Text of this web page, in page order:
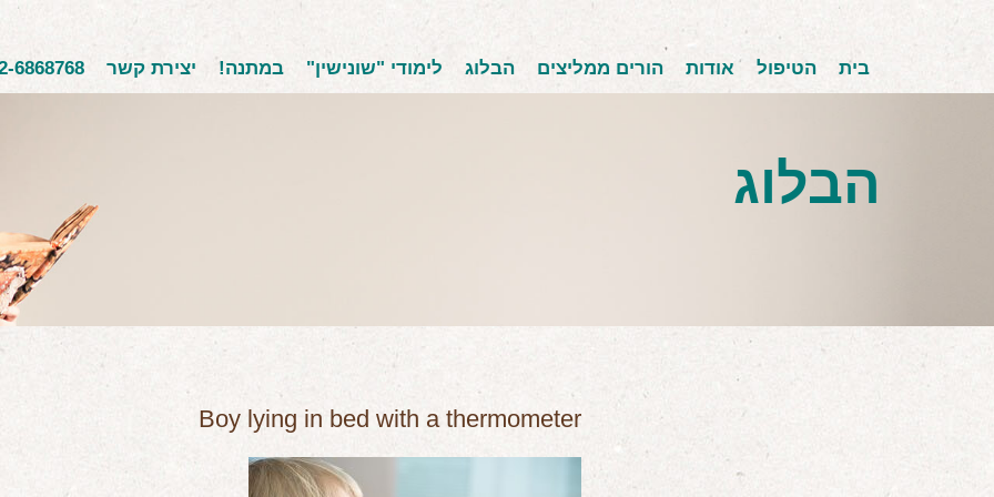
בית הטיפול אודות הורים ממליצים הבלוג לימודי "שונישין" במתנה! יצירת קשר 6868768
הבלוג
Boy lying in bed with a thermometer